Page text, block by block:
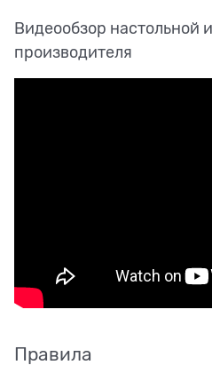
Видеообзор настольной
производителя
Правила